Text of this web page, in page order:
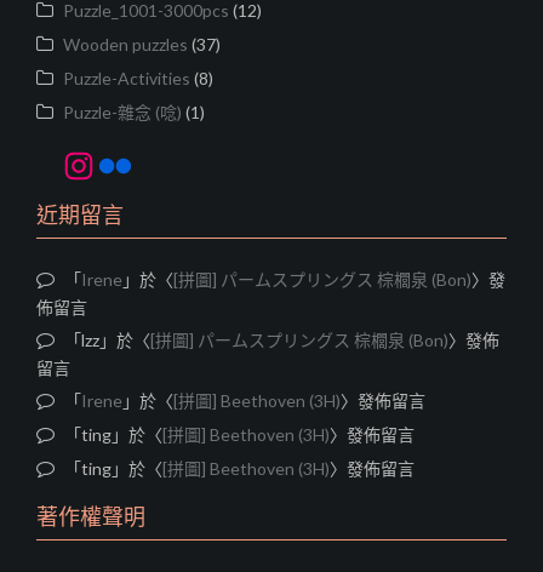
Puzzle_1001-3000pcs (12)
Wooden puzzles (37)
Puzzle-Activities (8)
Puzzle-雜念 (唸) (1)
Instagram
Flickr
近期留言
「Irene 」於〈[拼圖] パームスプリングス 棕櫚泉 (Bon)〉發
佈留言
「lzz 」於〈[拼圖] パームスプリングス 棕櫚泉 (Bon)〉發佈
留言
「Irene 」於〈[拼圖] Beethoven (3H)〉發佈留言
「ting 」於〈[拼圖] Beethoven (3H)〉發佈留言
「ting 」於〈[拼圖] Beethoven (3H)〉發佈留言
著作權聲明